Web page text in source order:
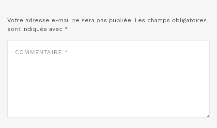
Votre adresse e-mail ne sera pas publiée. Les champs obligatoires
sont indiqués avec *